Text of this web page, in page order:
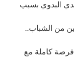
البدوي بسبب
استبعاد 4 لاعبين من الشباب..
كاملة مع